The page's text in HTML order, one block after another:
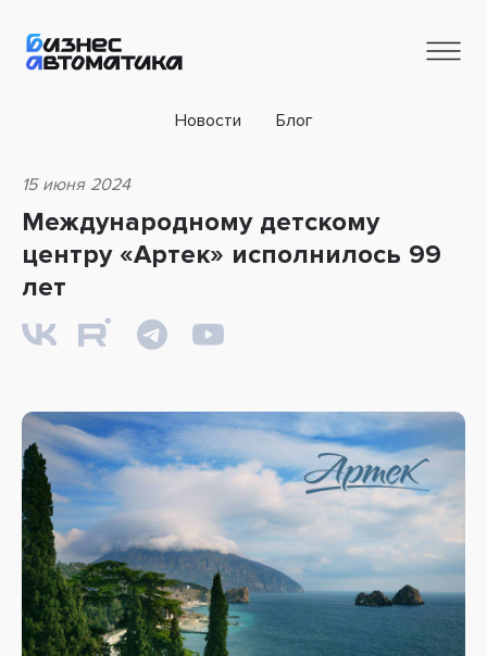
Новости Блог
15 июня 2024
Международному детскому
центру «Артек» исполнилось 99
лет